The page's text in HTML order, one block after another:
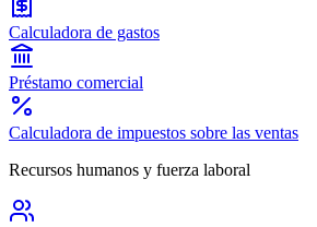
Calculadora de gastos
Préstamo comercial
Calculadora de impuestos sobre las ventas
Recursos humanos y fuerza laboral